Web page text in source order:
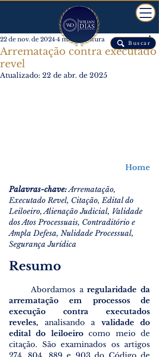
Buscar
Arrematação contra executado
revel
22 de nov. de 2024 4 min de leitura
Atualizado: 22 de abr. de 2025
Home
Palavras-chave: Arrematação,
Executado Revel, Citação, Edital do
Leiloeiro, Alienação Judicial, Validade
dos Atos Processuais, Contraditório e
Ampla Defesa, Nulidade Processual,
Segurança Jurídica
Resumo
	Abordamos a
regularidade da
arrematação em processos de
execução contra executados
reveles, analisando a validade do
edital do leiloeiro como meio de
citação. São examinados os artigos
274, 804, 889 e 903 do Código de